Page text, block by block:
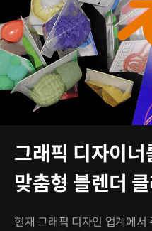
그래픽 디자이너
맞춤형 블렌더
현재 그래픽 디자인 업계에